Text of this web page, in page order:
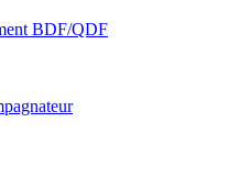
BDF/QDF